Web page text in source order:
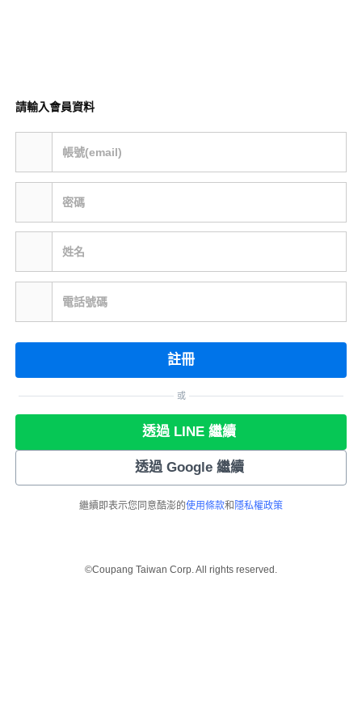
請輸入會員資料
帳號(email)
密碼
姓名
電話號碼
註冊
或
透過 LINE 繼續
透過 Google 繼續
繼續即表示您同意酷澎的使用條款和 隱私權政策
©Coupang Taiwan Corp. All rights reserved.